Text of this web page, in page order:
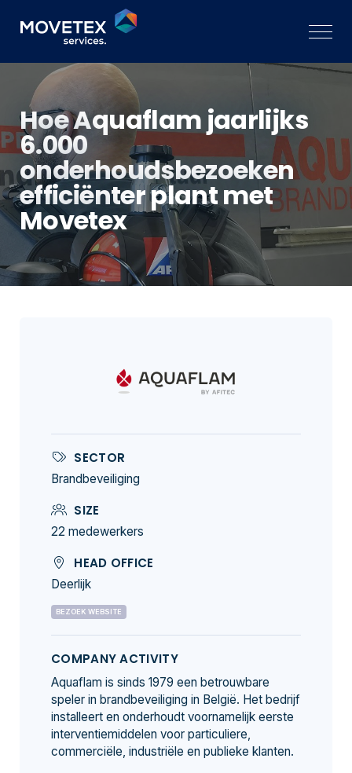
Hoe Aquaflam jaarlijks
6.000
onderhoudsbezoeken
efficiënter plant met
Movetex
SECTOR
Brandbeveiliging
SIZE
22 medewerkers
HEAD OFFICE
Deerlijk
BEZOEK WEBSITE
COMPANY ACTIVITY
Aquaflam is sinds 1979 een betrouwbare
speler in brandbeveiliging in België. Het bedrijf
installeert en onderhoudt voornamelijk eerste
interventiemiddelen voor particuliere,
commerciële, industriële en publieke klanten.